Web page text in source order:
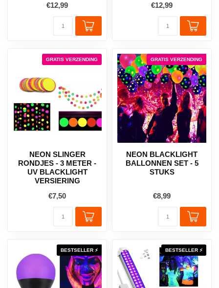
€12,99
€12,99
GRATIS VERZENDING
NEON SLINGER
RONDJES - 3 METER -
UV BLACKLIGHT
VERSIERING
€7,50
GRATIS VERZENDING
NEON BLACKLIGHT
BALLONNEN SET - 5
STUKS
€8,99
BESTSELLER ⚡ BESTSELLER ⚡